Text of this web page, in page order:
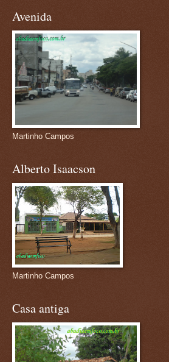
Avenida
Martinho Campos
Alberto Isaacson
Martinho Campos
Casa antiga